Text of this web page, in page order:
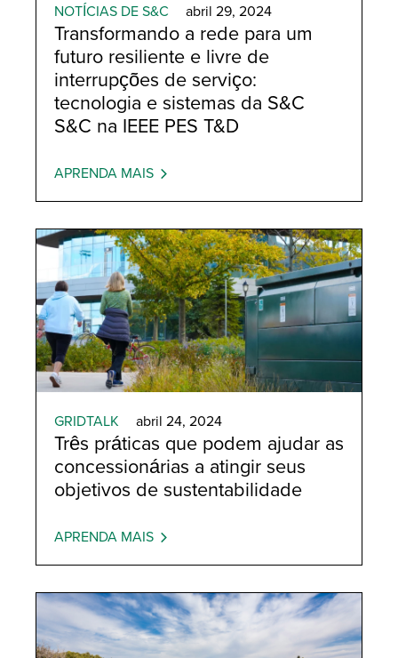
NOTÍCIAS DE S&C abril 29, 2024
Transformando a rede para um
futuro resiliente e livre de
interrupções de serviço:
tecnologia e sistemas da S&C
S&C na IEEE PES T&D
APRENDA MAIS
GRIDTALK abril 24, 2024
Três práticas que podem ajudar as
concessionárias a atingir seus
objetivos de sustentabilidade
APRENDA MAIS